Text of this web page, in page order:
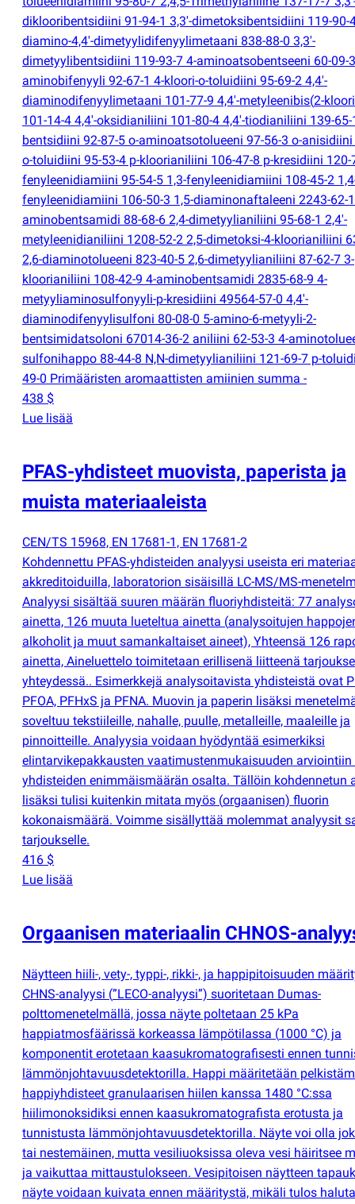
diklooribentsidiini 91-94-1 3,3'-dimetoksibentsidiini 119-90-
diamino-4,4'-dimetyylidifenyylimetaani 838-88-0 3,3'-
dimetyylibentsidiini 119-93-7 4-aminoatsobentseeni 60-09-
aminobifenyyli 92-67-1 4-kloori-o-toluidiini 95-69-2 4,4'-
diaminodifenyylimetaani 101-77-9 4,4'-metyleenibis(2-
101-14-4 4,4'-oksidianiliini 101-80-4 4,4'-tiodianiliini 139-65-
bentsidiini 92-87-5 o-aminoatsotolueeni 97-56-3 o-anisidiini
o-toluidiini 95-53-4 p-kloorianiliini 106-47-8 p-kresidiini 120-
fenyleenidiamiini 95-54-5 1,3-fenyleenidiamiini 108-45-2
fenyleenidiamiini 106-50-3 1,5-diaminonaftaleeni 2243-62-
aminobentsamidi 88-68-6 2,4-dimetyylianiliini 95-68-1 2,4'-
metyleenidianiliini 1208-52-2 2,5-dimetoksi-4-kloorianiliini
2,6-diaminotolueeni 823-40-5 2,6-dimetyylianiliini 87-62-7 3-
kloorianiliini 108-42-9 4-aminobentsamidi 2835-68-9 4-
metyyliaminosulfonyyli-p-kresidiini 49564-57-0 4,4'-
diaminodifenyylisulfoni 80-08-0 5-amino-6-metyyli-2-
bentsimidatsoloni 67014-36-2 aniliini 62-53-3 4-
sulfonihappo 88-44-8 N,N-dimetyylianiliini 121-69-7 p-
49-0 Primääristen aromaattisten amiinien summa -
438 $
Lue lisää
PFAS-yhdisteet muovista, paperista ja
muista materiaaleista
CEN/TS 15968, EN 17681-1, EN 17681-2
Kohdennettu PFAS-yhdisteiden analyysi useista eri
akkreditoiduilla, laboratorion sisäisillä LC-MS/MS-
Analyysi sisältää suuren määrän fluoriyhdisteitä: 77
ainetta, 126 muuta lueteltua ainetta (analysoitujen
alkoholit ja muut samankaltaiset aineet), Yhteensä 126
ainetta, Aineluettelo toimitetaan erillisenä liitteenä
yhteydessä.. Esimerkkejä analysoitavista yhdisteistä ovat
PFOA, PFHxS ja PFNA. Muovin ja paperin lisäksi
soveltuu tekstiileille, nahalle, puulle, metalleille, maaleille ja
pinnoitteille. Analyysia voidaan hyödyntää esimerkiksi
elintarvikepakkausten vaatimustenmukaisuuden arviointiin
yhdisteiden enimmäismäärän osalta. Tällöin kohdennetun
lisäksi tulisi kuitenkin mitata myös (orgaanisen) fluorin
kokonaismäärä. Voimme sisällyttää molemmat analyysit
tarjoukselle.
416 $
Lue lisää
Orgaanisen materiaalin CHNOS-
Näytteen hiili-, vety-, typpi-, rikki-, ja happipitoisuuden
CHNS-analyysi (”LECO-analyysi”) suoritetaan Dumas-
polttomenetelmällä, jossa näyte poltetaan 25 kPa
happiatmosfäärissä korkeassa lämpötilassa (1000 °C) ja
komponentit erotetaan kaasukromatografisesti ennen
lämmönjohtavuusdetektorilla. Happi määritetään
happiyhdisteet granulaarisen hiilen kanssa 1480 °C:ssa
hiilimonoksidiksi ennen kaasukromatografista erotusta ja
tunnistusta lämmönjohtavuusdetektorilla. Näyte voi olla
tai nestemäinen, mutta vesiliuoksissa oleva vesi häiritsee
ja vaikuttaa mittaustulokseen. Vesipitoisen näytteen
näyte voidaan kuivata ennen määritystä, mikäli tulos